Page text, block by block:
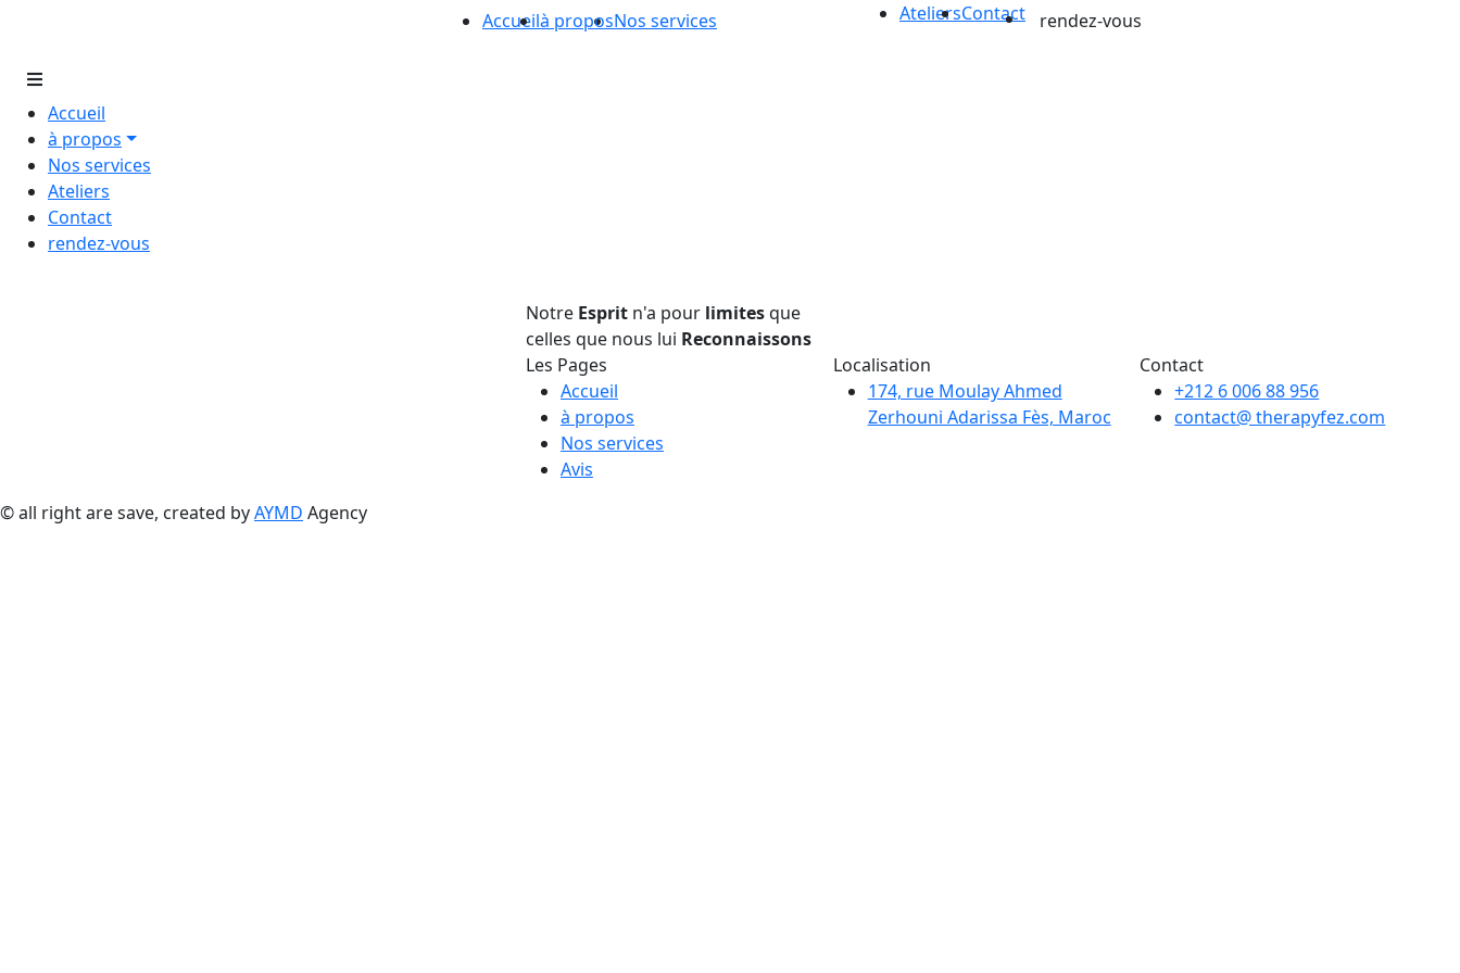
Nos services
à propos
Accueil AteliersContact rendez-vous
Accueil
à propos
Nos services
Ateliers
Contact
rendez-vous
Notre Esprit n'a pour limitesque
celles que nous lui Reconnaissons
Les Pages
Accueil
à propos
Nos services
Avis
Localisation
174, rue Moulay Ahmed
Zerhouni Adarissa Fès, Maroc
Contact
+212 6 006 88 956
contact@ therapyfez.com
© all right are save, created byAYMD Agency